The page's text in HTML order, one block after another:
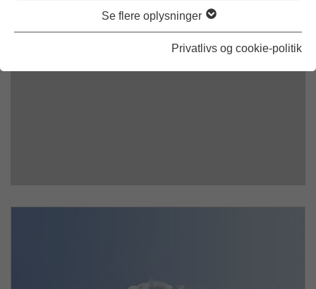
Se flere oplysninger
Privatlivs og cookie-politik
Se indstillinger